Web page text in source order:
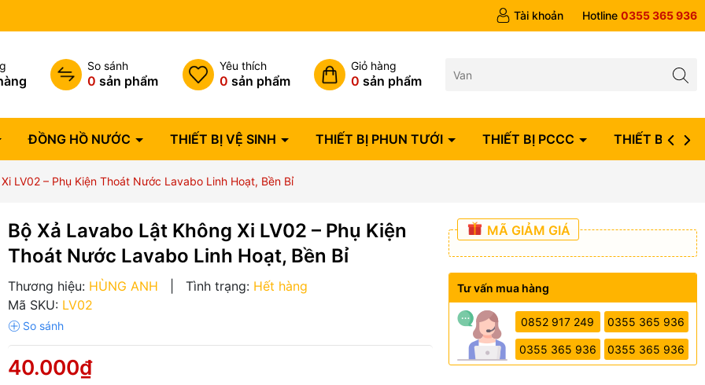
Tài khoản Hotline 0355 365 936
So sánh
0 sản phẩm
Yêu thích
0 sản phẩm
Giỏ hàng
0 sản phẩm
ĐỒNG HỒ NƯỚC THIẾT BỊ VỆ SINH THIẾT BỊ PHUN TƯỚI THIẾT BỊ PCCC THIẾT BỊ ĐIỆN
LV02 – Phụ Kiện Thoát Nước Lavabo Linh Hoạt, Bền Bỉ
Bộ Xả Lavabo Lật Không Xi LV02 – Phụ Kiện
Thoát Nước Lavabo Linh Hoạt, Bền Bỉ
Thương hiệu: HÙNG ANH Tình trạng: Hết hàng
Mã SKU: LV02
40.000₫
MÃ GIẢM GIÁ
Tư vấn mua hàng
0852 917 249 0355 365 936
0355 365 936 0355 365 936